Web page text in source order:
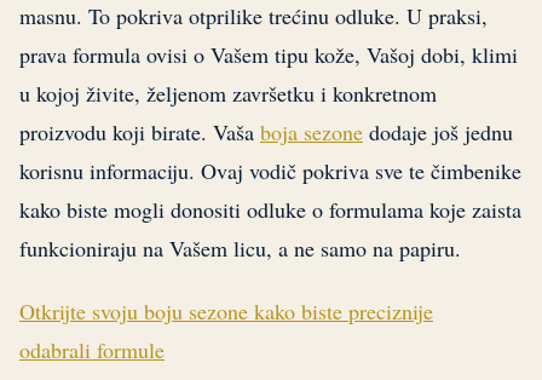
masnu. To pokriva otprilike trećinu odluke. U praksi,
prava formula ovisi o Vašem tipu kože, Vašoj dobi, klimi
u kojoj živite, željenom završetku i konkretnom
proizvodu koji birate. Vaša boja sezone dodaje još jednu
korisnu informaciju. Ovaj vodič pokriva sve te čimbenike
kako biste mogli donositi odluke o formulama koje zaista
funkcioniraju na Vašem licu, a ne samo na papiru.
Otkrijte svoju boju sezone kako biste preciznije
odabrali formule